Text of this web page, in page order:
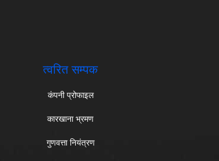
त्वरित सम्पक
कंपनी प्रोफाइल
कारखाना भ्रमण
गुणवत्ता नियंत्रण